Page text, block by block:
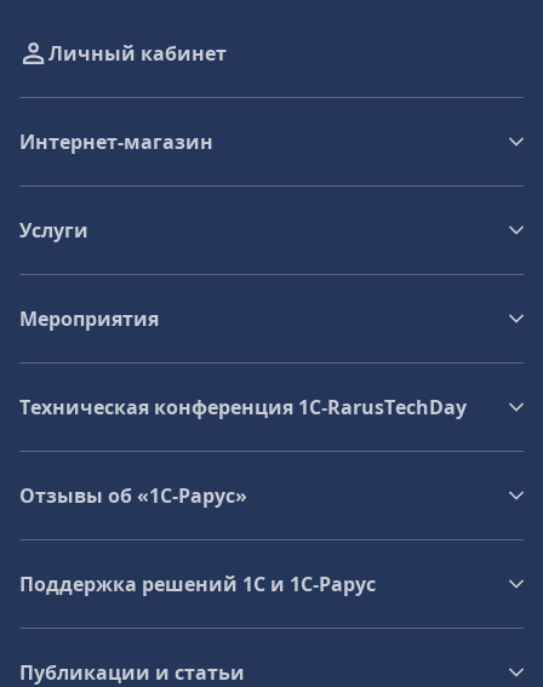
Личный кабинет
Интернет-магазин
Услуги
Мероприятия
Техническая конференция 1C‑RarusTechDay
Отзывы об «1С-Рарус»
Поддержка решений 1С и 1С‑Рарус
Публикации и статьи